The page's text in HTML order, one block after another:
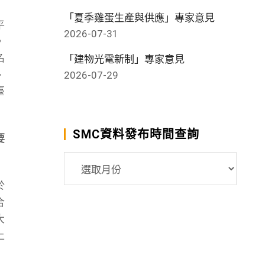
「夏季雞蛋生產與供應」專家意見
2026-07-31
「建物光電新制」專家意見
2026-07-29
SMC資料發布時間查詢